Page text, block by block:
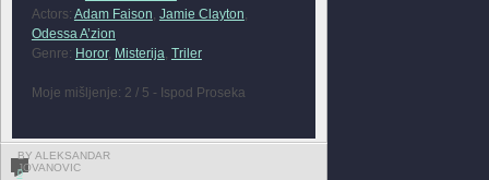
Actors: Adam Faison Jamie Clayton
Odessa A’zion
Genre: Horor, Misterija Triler
Moje mišljenje: 2 / 5 - Ispod Proseka
BY ALEKSANDAR
JOVANOVIC
0